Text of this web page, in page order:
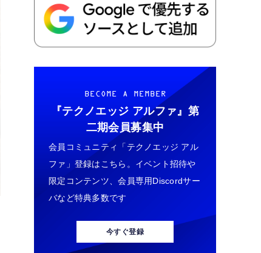
BECOME A MEMBER
『テクノエッジ アルファ』 第
二期会員募集中
会員コミュニティ「テクノエッジ アル
ファ」登録はこちら。イベント招待や
限定コンテンツ、会員専用Discordサー
バなど特典多数です
今すぐ登録